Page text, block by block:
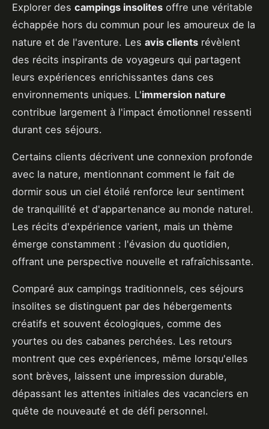
Explorer des campings insolites offre une véritable
échappée hors du commun pour les amoureux de la
nature et de l'aventure. Les avis clients révèlent
des récits inspirants de voyageurs qui partagent
leurs expériences enrichissantes dans ces
environnements uniques. L'immersion nature
contribue largement à l'impact émotionnel ressenti
durant ces séjours.
Certains clients décrivent une connexion profonde
avec la nature, mentionnant comment le fait de
dormir sous un ciel étoilé renforce leur sentiment
de tranquillité et d'appartenance au monde naturel.
Les récits d'expérience varient, mais un thème
émerge constamment : l'évasion du quotidien,
offrant une perspective nouvelle et rafraîchissante.
Comparé aux campings traditionnels, ces séjours
insolites se distinguent par des hébergements
créatifs et souvent écologiques, comme des
yourtes ou des cabanes perchées. Les retours
montrent que ces expériences, même lorsqu'elles
sont brèves, laissent une impression durable,
dépassant les attentes initiales des vacanciers en
quête de nouveauté et de défi personnel.